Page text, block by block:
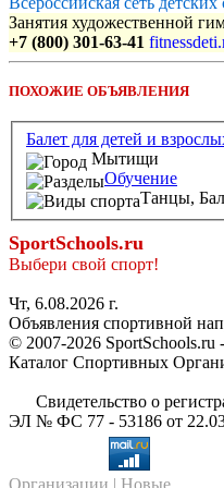
Занятия художественной
+7 (800) 301-63-41
ПОХОЖИЕ ОБЪЯВЛЕНИЯ
Балет для детей и
Мытищи
Обучение
Танцы,
SportSchools.ru
Выбери свой спорт!
Чт, 6.08.2026 г.
Объявления спортивной
© 2007-2026 SportSchools.ru -
Каталог Спортивных
Свидетельство о
ЭЛ № ФС 77 - 53186 от
Организации | Новые